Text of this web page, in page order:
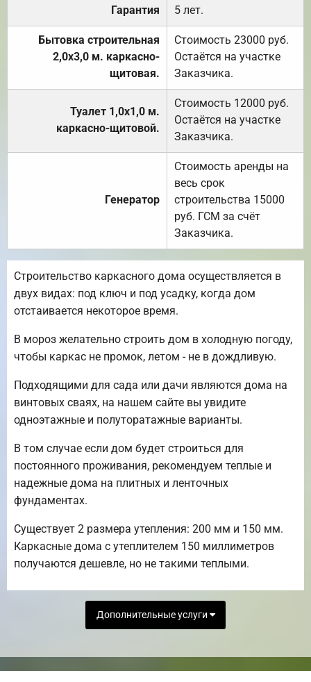
Гарантия 5 лет.
Бытовка строительная
2,0х3,0 м. каркасно-
щитовая.
Стоимость 23000 руб.
Остаётся на участке
Заказчика.
Туалет 1,0х1,0 м.
каркасно-щитовой.
Стоимость 12000 руб.
Остаётся на участке
Заказчика.
Генератор
Стоимость аренды на
весь срок
строительства 15000
руб. ГСМ за счёт
Заказчика.
Строительство каркасного дома осуществляется в
двух видах: под ключ и под усадку, когда дом
отстаивается некоторое время.
В мороз желательно строить дом в холодную погоду,
чтобы каркас не промок, летом - не в дождливую.
Подходящими для сада или дачи являются дома на
винтовых сваях, на нашем сайте вы увидите
одноэтажные и полуторатажные варианты.
В том случае если дом будет строиться для
постоянного проживания, рекомендуем теплые и
надежные дома на плитных и ленточных
фундаментах.
Существует 2 размера утепления: 200 мм и 150 мм.
Каркасные дома с утеплителем 150 миллиметров
получаются дешевле, но не такими теплыми.
Дополнительные услуги